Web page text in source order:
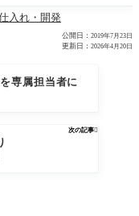
入れ・開発
公開日： 2019年7月23日
更新日： 2026年4月20日
専属担当者に
次の記事